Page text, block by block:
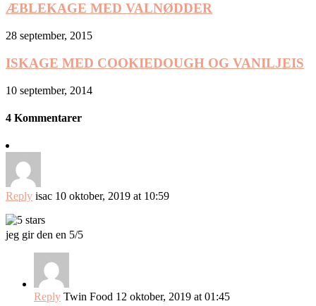
ÆBLEKAGE MED VALNØDDER
28 september, 2015
ISKAGE MED COOKIEDOUGH OG VANILJEIS
10 september, 2014
4 Kommentarer
Reply isac 10 oktober, 2019 at 10:59
jeg gir den en 5/5
Reply Twin Food 12 oktober, 2019 at 01:45